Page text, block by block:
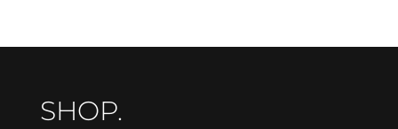
SHOP.